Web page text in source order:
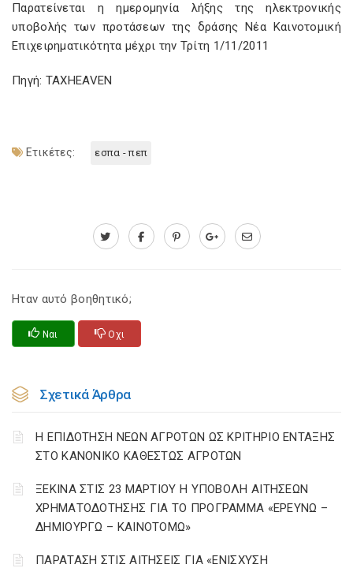
Παρατείνεται η ημερομηνία λήξης της ηλεκτρονικής
υποβολής των προτάσεων της δράσης Νέα Καινοτομική
Επιχειρηματικότητα μέχρι την Τρίτη 1/11/2011
Πηγή: TAXHEAVEN
Ετικέτες: εσπα - πεπ
Ηταν αυτό βοηθητικό;
Ναι Οχι
Σχετικά Άρθρα
Η ΕΠΙΔΟΤΗΣΗ ΝΕΩΝ ΑΓΡΟΤΩΝ ΩΣ ΚΡΙΤΗΡΙΟ ΕΝΤΑΞΗΣ
ΣΤΟ ΚΑΝΟΝΙΚΟ ΚΑΘΕΣΤΩΣ ΑΓΡΟΤΩΝ
ΞΕΚΙΝΑ ΣΤΙΣ 23 ΜΑΡΤΙΟΥ Η ΥΠΟΒΟΛΗ ΑΙΤΗΣΕΩΝ
ΧΡΗΜΑΤΟΔΟΤΗΣΗΣ ΓΙΑ ΤΟ ΠΡΟΓΡΑΜΜΑ «ΕΡΕΥΝΩ –
ΔΗΜΙΟΥΡΓΩ – ΚΑΙΝΟΤΟΜΩ»
ΠΑΡΑΤΑΣΗ ΣΤΙΣ ΑΙΤΗΣΕΙΣ ΓΙΑ «ΕΝΙΣΧΥΣΗ